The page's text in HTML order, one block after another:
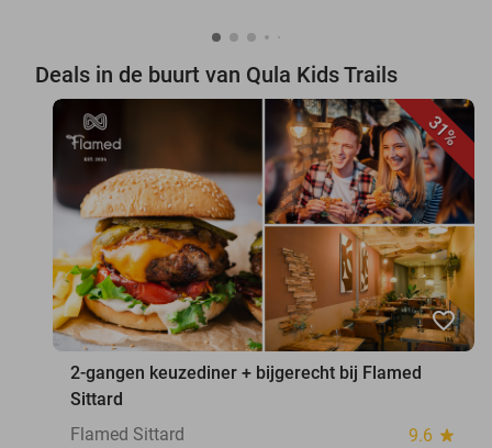
Deals in de buurt van Qula Kids Trails
31%
favorite_border
2-gangen keuzediner + bijgerecht bij Flamed
Sittard
Flamed Sittard
9.6 star